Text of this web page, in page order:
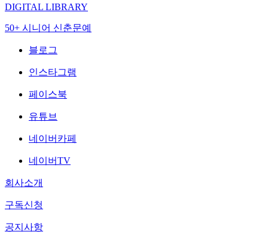
DIGITAL LIBRARY
50+ 시니어 신춘문예
블로그
인스타그램
페이스북
유튜브
네이버카페
네이버TV
회사소개
구독신청
공지사항